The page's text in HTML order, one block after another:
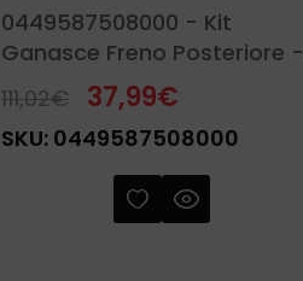
0449587508000 - Kit
Ganasce Freno Posteriore -
Porter - Piaggio
111,02€ 37,99€
SKU: 0449587508000